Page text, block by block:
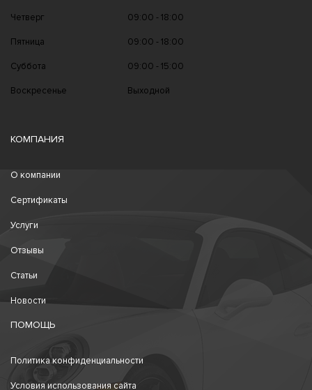
Четверг 09:00 - 18:00
Пятница 09:00 - 18:00
Суббота 09:00 - 15:00
Воскресенье Выходной
КОМПАНИЯ
О компании
Сертификаты
Услуги
Отзывы
Статьи
Новости
ПОМОЩЬ
Политика конфиденциальности
Условия использования сайта